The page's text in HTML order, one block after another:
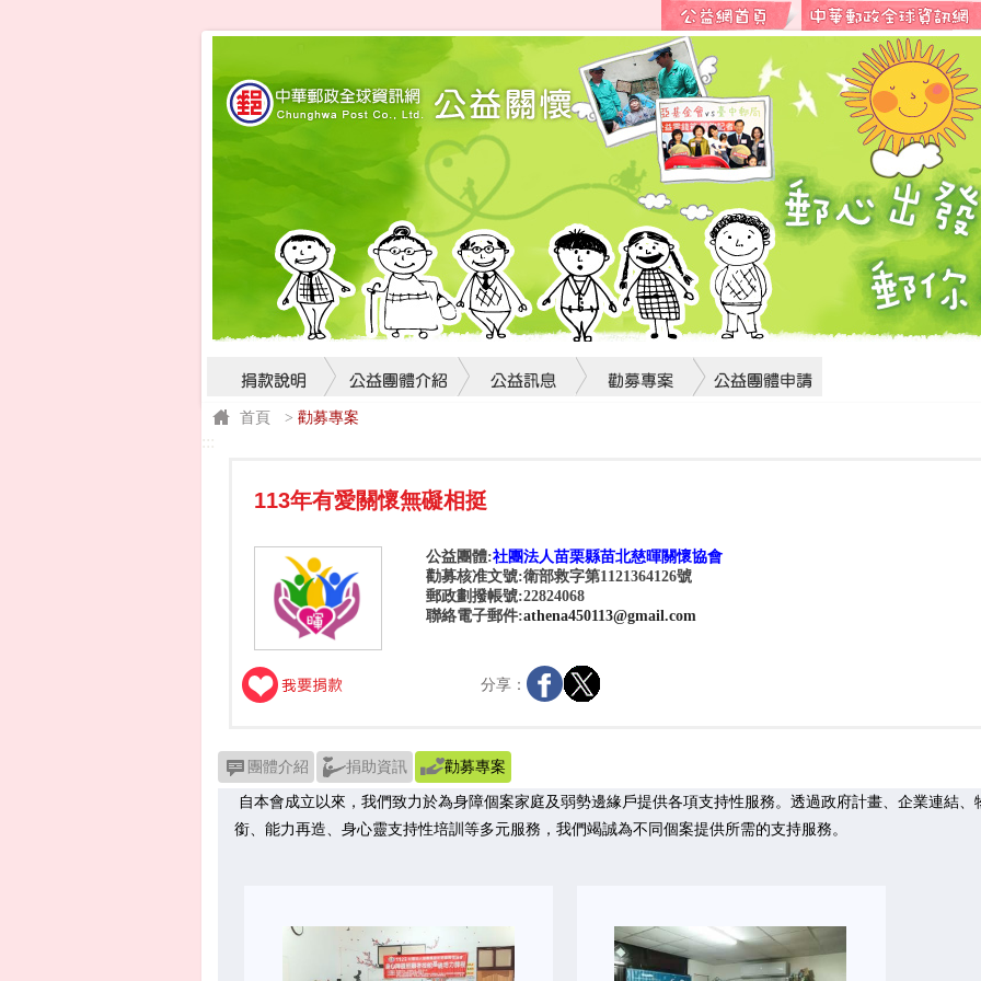
首頁 > 勸募專案
:::
113年有愛關懷無礙相挺
公益團體:社團法人苗栗縣苗北慈暉關懷協會
勸募核准文號:衛部救字第1121364126號
郵政劃撥帳號:22824068
聯絡電子郵件:athena450113@gmail.com
分享：
團體介紹 捐助資訊
勸募專案
自本會成立以來，我們致力於為身障個案家庭及弱勢邊緣戶提供各項支持性服務。透過政府計畫、企業連結
銜、能力再造、身心靈支持性培訓等多元服務，我們竭誠為不同個案提供所需的支持服務。